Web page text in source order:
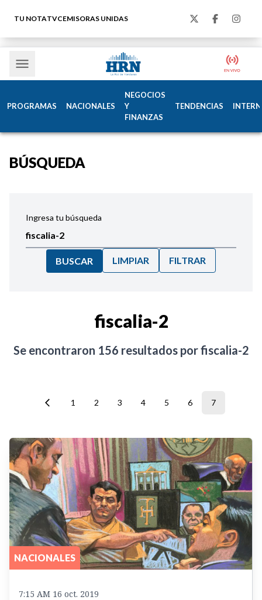
TU NOTATVCEMISORAS UNIDAS
PROGRAMAS NACIONALES
NEGOCIOS
Y
FINANZAS
TENDENCIAS
BÚSQUEDA
Ingresa tu búsqueda
BUSCAR LIMPIAR FILTRAR
fiscalia-2
Se encontraron 156 resultados porfiscalia-2
1 2 3 4 5 6 7
NACIONALES
7:15 AM 16 oct. 2019